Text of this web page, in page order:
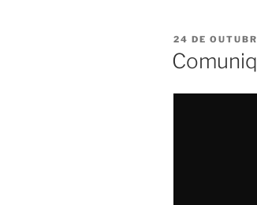
PUBLICADO
EM
24 DE